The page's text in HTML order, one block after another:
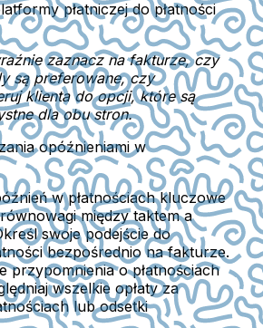
płatniczej do płatności
zaznacz na fakturze, czy
są preferowane, czy
klienta do opcji, które są
dla obu stron.
opóźnieniami w
w płatnościach kluczowe
między taktem a
swoje podejście do
bezpośrednio na fakturze.
przypomnienia o płatnościach
wszelkie opłaty za
lub odsetki